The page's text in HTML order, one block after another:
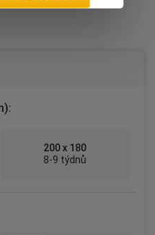
200 x 180
8-9 týdnů